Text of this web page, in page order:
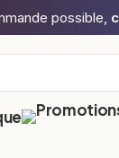
possible,